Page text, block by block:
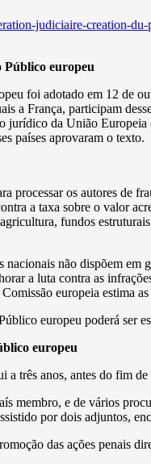
judiciaire-creation-
europeu
foi adotado em 12 de
a França, participam
jurídico da União
países aprovaram o texto.
processar os autores de
a taxa sobre o valor
fundos
nacionais não dispõem
a luta contra as
europeia estima
europeu poderá ser
europeu
três anos, antes do fim
membro, e de vários
por dois adjuntos,
das ações penais